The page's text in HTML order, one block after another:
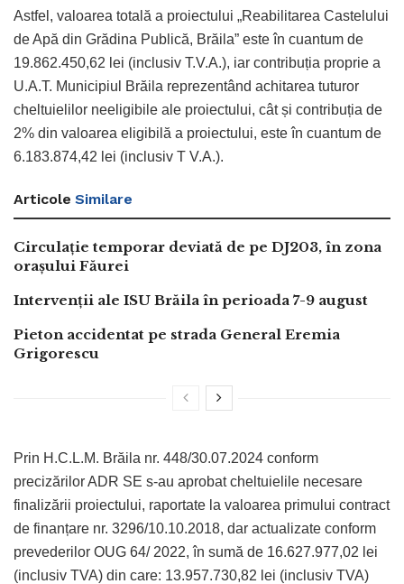
Astfel, valoarea totală a proiectului „Reabilitarea Castelului
de Apă din Grădina Publică, Brăila” este în cuantum de
19.862.450,62 lei (inclusiv T.V.A.), iar contribuția proprie a
U.A.T. Municipiul Brăila reprezentând achitarea tuturor
cheltuielilor neeligibile ale proiectului, cât și contribuția de
2% din valoarea eligibilă a proiectului, este în cuantum de
6.183.874,42 lei (inclusiv T V.A.).
Articole Similare
Circulație temporar deviată de pe DJ203, în zona
orașului Făurei
Intervenții ale ISU Brăila în perioada 7-9 august
Pieton accidentat pe strada General Eremia
Grigorescu
Prin H.C.L.M. Brăila nr. 448/30.07.2024 conform
precizărilor ADR SE s-au aprobat cheltuielile necesare
finalizării proiectului, raportate la valoarea primului contract
de finanțare nr. 3296/10.10.2018, dar actualizate conform
prevederilor OUG 64/ 2022, în sumă de 16.627.977,02 lei
(inclusiv TVA) din care: 13.957.730,82 lei (inclusiv TVA)